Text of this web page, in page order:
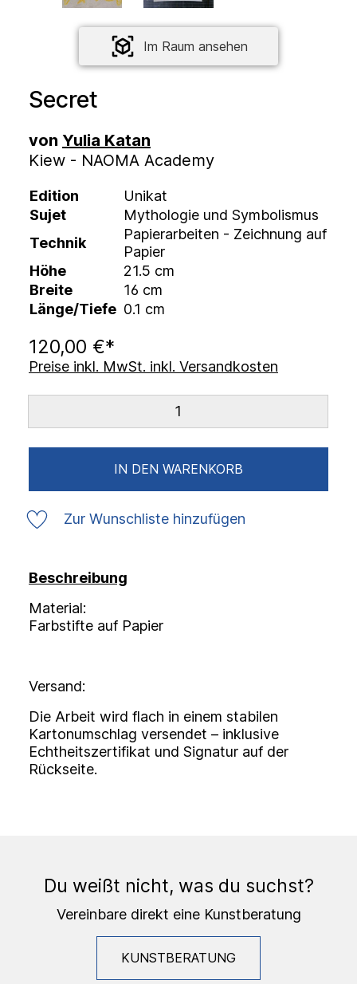
Im Raum ansehen
Secret
von Yulia Katan
Kiew - NAOMA Academy
Edition
Unikat
Sujet
Mythologie und Symbolismus
Technik
Papierarbeiten - Zeichnung auf
Papier
Höhe
21.5 cm
Breite
16 cm
Länge/Tiefe 0.1 cm
120,00 €*
Preise inkl. MwSt. inkl. Versandkosten
IN DEN WARENKORB
Zur Wunschliste hinzufügen
Beschreibung
Material:
Farbstifte auf Papier
Versand:
Die Arbeit wird flach in einem stabilen
Kartonumschlag versendet – inklusive
Echtheitszertifikat und Signatur auf der
Rückseite.
Du weißt nicht, was du suchst?
Vereinbare direkt eine Kunstberatung
KUNSTBERATUNG